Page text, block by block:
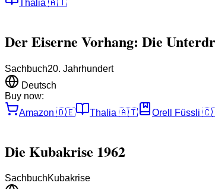
Thalia 🇦🇹
Der Eiserne Vorhang: Die
Sachbuch20. Jahrhundert
Deutsch
Buy now:
Amazon 🇩🇪 Thalia 🇦🇹 Orell Füssli
Die Kubakrise 1962
SachbuchKubakrise